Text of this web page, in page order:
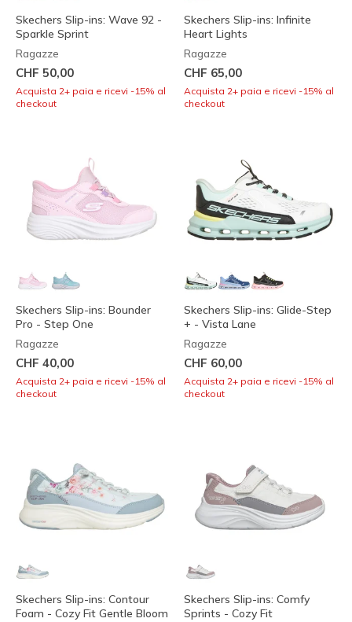
Skechers Slip-ins: Wave 92 -
Sparkle Sprint
Ragazze
CHF 50,00
Acquista 2+ paia e ricevi -15% al
checkout
Skechers Slip-ins: Infinite
Heart Lights
Ragazze
CHF 65,00
Acquista 2+ paia e ricevi -15% al
checkout
Skechers Slip-ins: Bounder
Pro - Step One
Ragazze
CHF 40,00
Acquista 2+ paia e ricevi -15% al
checkout
Skechers Slip-ins: Glide-Step
+ - Vista Lane
Ragazze
CHF 60,00
Acquista 2+ paia e ricevi -15% al
checkout
Skechers Slip-ins: Contour
Foam - Cozy Fit Gentle Bloom
Skechers Slip-ins: Comfy
Sprints - Cozy Fit